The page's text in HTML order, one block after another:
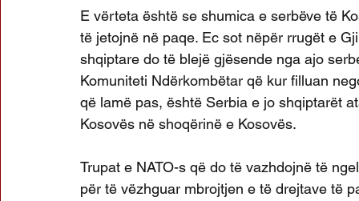
E vërteta është se shumica e serbëve të
të jetojnë në paqe. Ec sot nëpër rrugët e
shqiptare do të blejë gjësende nga ajo
Komuniteti Ndërkombëtar që kur filluan
që lamë pas, është Serbia e jo shqiptarët
Kosovës në shoqërinë e Kosovës.
Trupat e NATO-s që do të vazhdojnë të
për të vëzhguar mbrojtjen e të drejtave të